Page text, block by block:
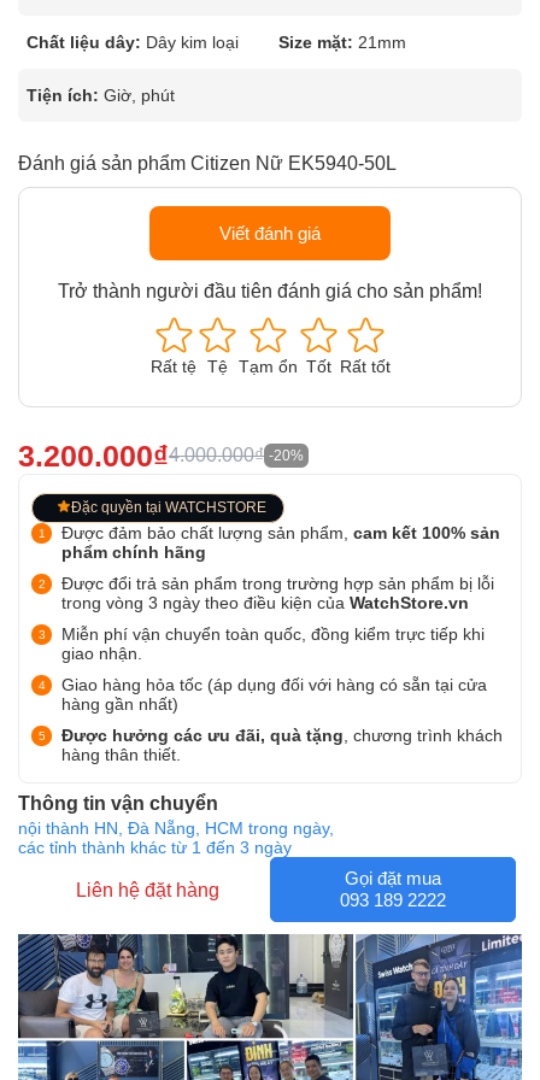
Chất liệu dây: Dây kim loại Size mặt: 21mm
Tiện ích: Giờ, phút
Đánh giá sản phẩm Citizen Nữ EK5940-50L
Viết đánh giá
Trở thành người đầu tiên đánh giá cho sản phẩm!
Rất tệ Tệ Tạm ổn Tốt Rất tốt
3.200.000₫4.000.000₫ -20%
Đặc quyền tại WATCHSTORE
Được đảm bảo chất lượng sản phẩm, cam kết 100% sản
phẩm chính hãng
Được đổi trả sản phẩm trong trường hợp sản phẩm bị lỗi
trong vòng 3 ngày theo điều kiện của WatchStore.vn
Miễn phí vận chuyển toàn quốc, đồng kiểm trực tiếp khi
giao nhận.
Giao hàng hỏa tốc (áp dụng đối với hàng có sẵn tại cửa
hàng gần nhất)
Được hưởng các ưu đãi, quà tặng , chương trình khách
hàng thân thiết.
Thông tin vận chuyển
nội thành HN, Đà Nẵng, HCM trong ngày,
các tỉnh thành khác từ 1 đến 3 ngày
Liên hệ đặt hàng
Gọi đặt mua
093 189 2222